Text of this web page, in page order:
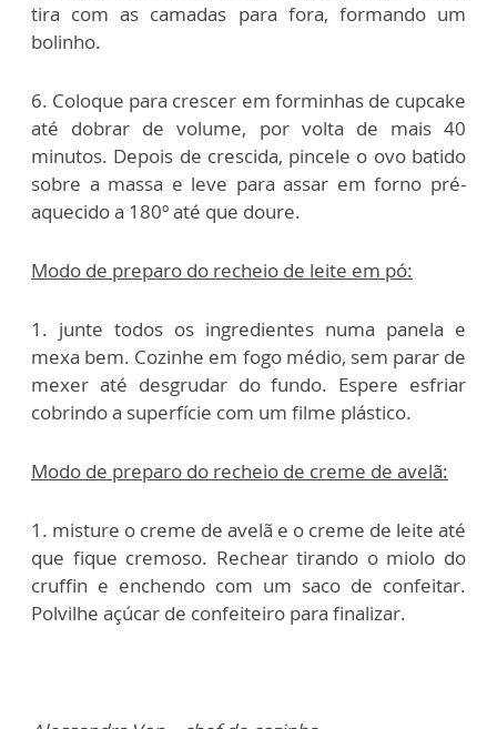
tira com as camadas para fora, formando um
bolinho.
6. Coloque para crescer em forminhas de cupcake
até dobrar de volume, por volta de mais 40
minutos. Depois de crescida, pincele o ovo batido
sobre a massa e leve para assar em forno pré-
aquecido a 180º até que doure.
Modo de preparo do recheio de leite em pó:
1. junte todos os ingredientes numa panela e
mexa bem. Cozinhe em fogo médio, sem parar de
mexer até desgrudar do fundo. Espere esfriar
cobrindo a superfície com um filme plástico.
Modo de preparo do recheio de creme de avelã:
1. misture o creme de avelã e o creme de leite até
que fique cremoso. Rechear tirando o miolo do
cruffin e enchendo com um saco de confeitar.
Polvilhe açúcar de confeiteiro para finalizar.